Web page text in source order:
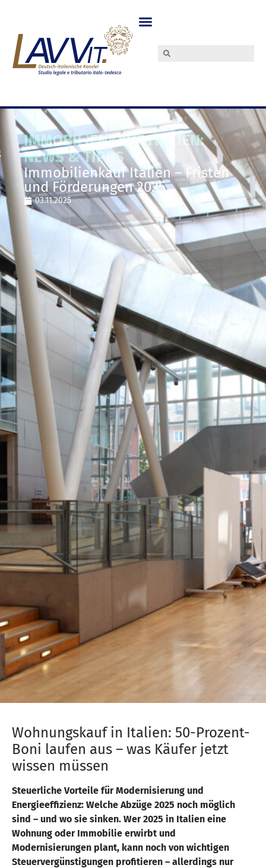
IMMOBILIENKAUF ITALIEN:
NEWS & TIPPS
Immobilienkauf Italien – Fristen
und Förderungen 2025
03.11.2025
Wohnungskauf in Italien: 50-Prozent-
Boni laufen aus – was Käufer jetzt
wissen müssen
Steuerliche Vorteile für Modernisierung und
Energieeffizienz: Welche Abzüge 2025 noch möglich
sind – und wo sie sinken. Wer 2025 in Italien eine
Wohnung oder Immobilie erwirbt und
Modernisierungen plant, kann noch von wichtigen
Steuervergünstigungen profitieren – allerdings nur